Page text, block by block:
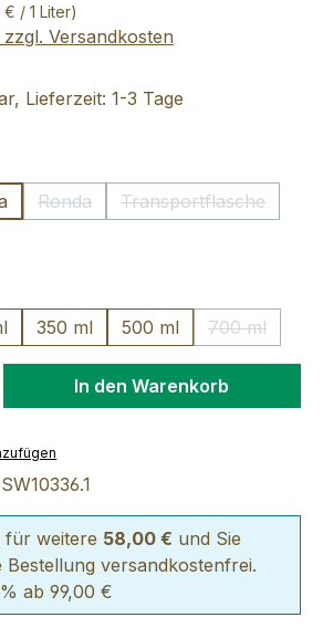
/ 1 Liter)
Versandkosten
Lieferzeit: 1-3 Tage
zurzeit nicht verfügbar.)
Ronda
(Diese Option ist zurzeit nicht
Transportflasche
(Diese Option ist
zurzeit nicht verfügbar.)
350 ml 500 ml 700 ml
(Diese
Gib den
In den Warenkorb
SW10336.1
für weitere 58,00 € und Sie
versandkostenfrei.
ab 99,00 €